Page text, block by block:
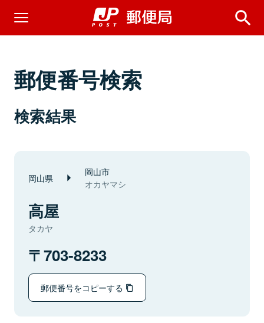
郵便番号検索
検索結果
岡山県 岡山市
オカヤマシ
高屋
タカヤ
703-8233
郵便番号をコピーする